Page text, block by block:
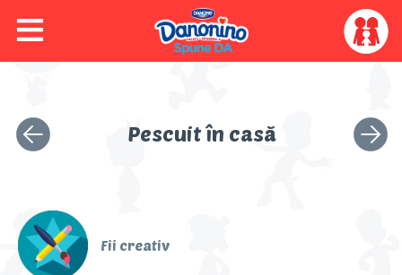
≡
menu
Joacă-te
My
account
Activitatea
anterioară
Pescuit în casă
Fii creativ